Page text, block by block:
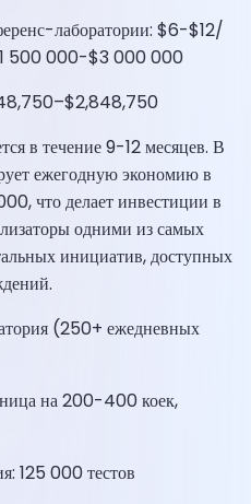
лаборатории: $6-$12/
500 000-$3 000 000
в течение 9-12 месяцев. В
ежегодную экономию в
что делает инвестиции в
одними из самых
инициатив, доступных
(250+ ежедневных
на 200-400 коек,
125 000 тестов